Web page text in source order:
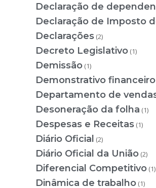
Declaração de
Declaração de Imposto
Declarações (2)
Decreto Legislativo (1)
Demissão (1)
Demonstrativo financeiro
Departamento de
Desoneração da folha (1)
Despesas e Receitas (1)
Diário Oficial (2)
Diário Oficial da União (2)
Diferencial Competitivo (1)
Dinâmica de trabalho (1)